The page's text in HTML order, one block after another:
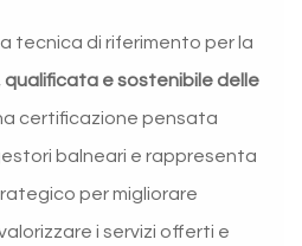
tecnica di riferimento per la
e sostenibile delle
certificazione pensata
balneari e rappresenta
per migliorare
i servizi offerti e